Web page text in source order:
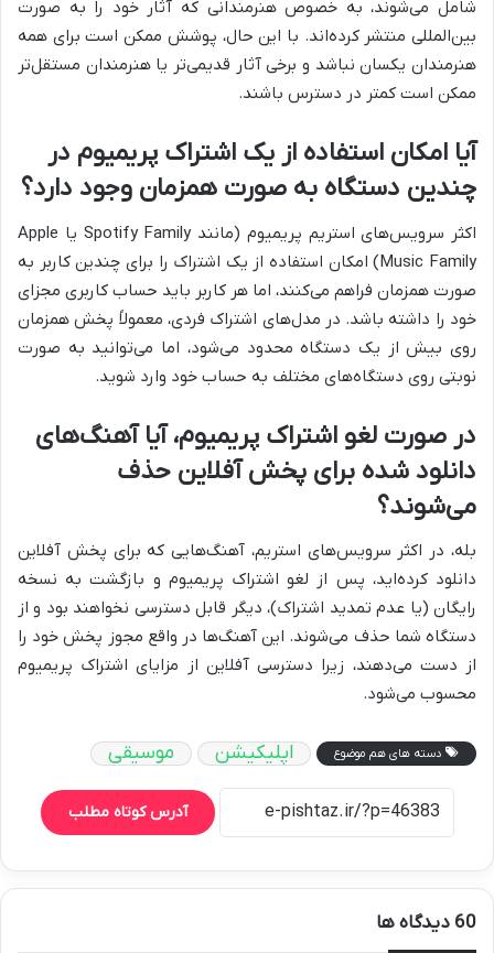
شامل می‌شوند، به خصوص هنرمندانی که آثار خود را به صورت
بین‌المللی منتشر کرده‌اند. با این حال، پوشش ممکن است برای همه
هنرمندان یکسان نباشد و برخی آثار قدیمی‌تر یا هنرمندان مستقل‌تر
ممکن است کمتر در دسترس باشند.
آیا امکان استفاده از یک اشتراک پریمیوم در
چندین دستگاه به صورت همزمان وجود دارد؟
اکثر سرویس‌های استریم پریمیوم (مانند Spotify Family یا Apple
Music Family) امکان استفاده از یک اشتراک را برای چندین کاربر به
صورت همزمان فراهم می‌کنند، اما هر کاربر باید حساب کاربری مجزای
خود را داشته باشد. در مدل‌های اشتراک فردی، معمولاً پخش همزمان
روی بیش از یک دستگاه محدود می‌شود، اما می‌توانید به صورت
نوبتی روی دستگاه‌های مختلف به حساب خود وارد شوید.
در صورت لغو اشتراک پریمیوم، آیا آهنگ‌های
دانلود شده برای پخش آفلاین حذف
می‌شوند؟
بله، در اکثر سرویس‌های استریم، آهنگ‌هایی که برای پخش آفلاین
دانلود کرده‌اید، پس از لغو اشتراک پریمیوم و بازگشت به نسخه
رایگان (یا عدم تمدید اشتراک)، دیگر قابل دسترسی نخواهند بود و از
دستگاه شما حذف می‌شوند. این آهنگ‌ها در واقع مجوز پخش خود را
از دست می‌دهند، زیرا دسترسی آفلاین از مزایای اشتراک پریمیوم
محسوب می‌شود.
دسته های هم موضوع اپلیکیشن موسیقی
آدرس کوتاه مطلب
‫60 دیدگاه ها